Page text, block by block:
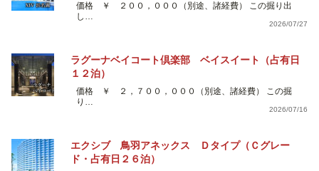
価格 ￥ ２００，０００（別途、諸経費） この掘り出
し…
2026/07/27
ラグーナベイコート倶楽部 ベイスイート（占有日
１２泊）
価格 ￥ ２，７００，０００（別途、諸経費） この掘
り…
2026/07/16
エクシブ 鳥羽アネックス Ｄタイプ（Ｃグレー
ド・占有日２６泊）